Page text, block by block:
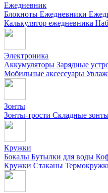
Ежедневник
Блокноты Ежедневники
Калькулятор ежедневника
Электроника
Аккумуляторы Зарядные
Мобильные аксессуары
Зонты
Зонты-трости Складные
Кружки
Бокалы Бутылки для воды
Кружки Стаканы